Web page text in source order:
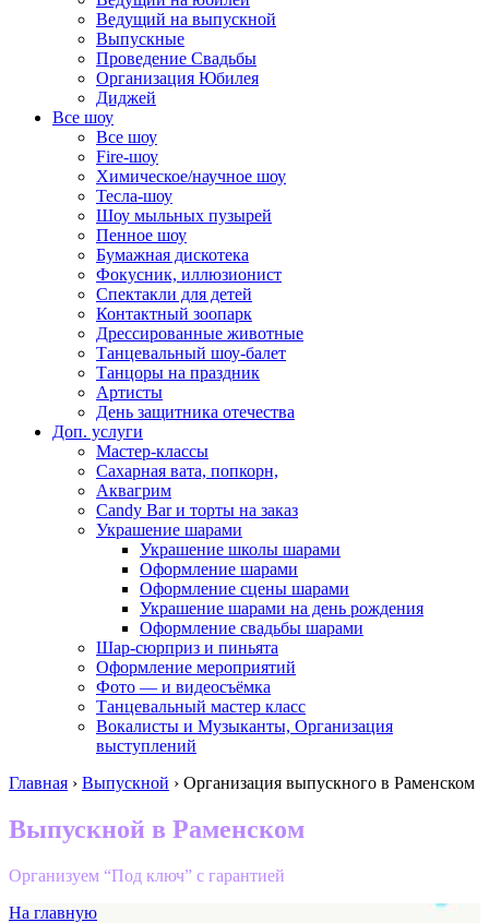
Ведущий на выпускной
Выпускные
Проведение Свадьбы
Организация Юбилея
Диджей
Все шоу
Все шоу
Fire-шоу
Химическое/научное шоу
Тесла-шоу
Шоу мыльных пузырей
Пенное шоу
Бумажная дискотека
Фокусник, иллюзионист
Спектакли для детей
Контактный зоопарк
Дрессированные животные
Танцевальный шоу-балет
Танцоры на праздник
Артисты
День защитника отечества
Доп. услуги
Мастер-классы
Сахарная вата, попкорн,
Аквагрим
Candy Bar и торты на заказ
Украшение шарами
Украшение школы шарами
Оформление шарами
Оформление сцены шарами
Украшение шарами на день рождения
Оформление свадьбы шарами
Шар-сюрприз и пиньята
Оформление мероприятий
Фото — и видеосъёмка
Танцевальный мастер класс
Вокалисты и Музыканты, Организация
выступлений
Главная › Выпускной › Организация выпускного в Раменском
Выпускной в Раменском
Организуем “Под ключ” с гарантией
На главную